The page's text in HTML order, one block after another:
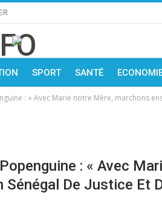
SPORT SANTÉ
: « Avec Marie notre Mère, marchons
: « Avec
De Justice Et